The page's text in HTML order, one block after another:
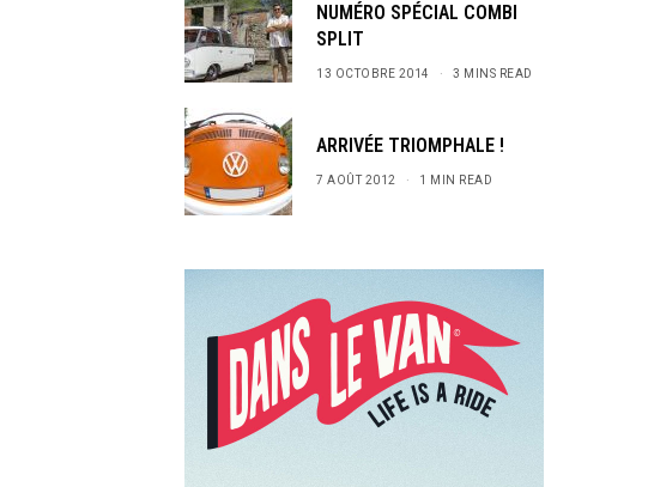
NUMÉRO SPÉCIAL COMBI
SPLIT
13 OCTOBRE 2014 3 MINS READ
ARRIVÉE TRIOMPHALE !
7 AOÛT 2012 1 MIN READ